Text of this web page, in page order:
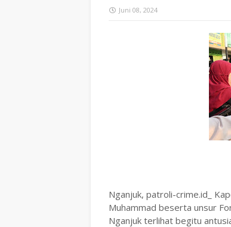
Juni 08, 2024
Nganjuk, patroli-crime.id_
Muhammad beserta unsur
Nganjuk terlihat begitu